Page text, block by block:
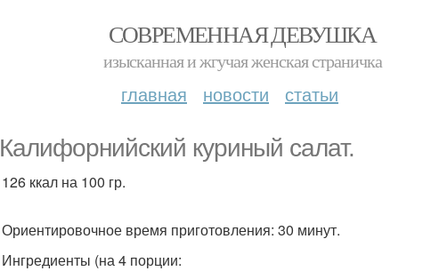
СОВРЕМЕННАЯ ДЕВУШКА
изысканная и жгучая женская страничка
главная новости статьи
Калифорнийский куриный салат.
126 ккал на 100 гр.
Ориентировочное время приготовления: 30 минут.
Ингредиенты (на 4 порции: